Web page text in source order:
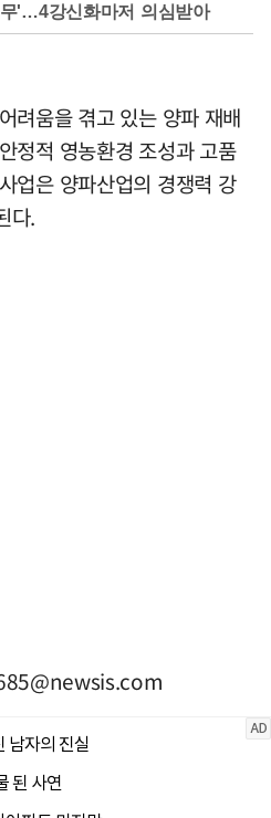
'…4강신화마저 의심받아
려움을 겪고 있는 양파 재배
정적 영농환경 조성과 고품
업은 양파산업의 경쟁력 강
다.